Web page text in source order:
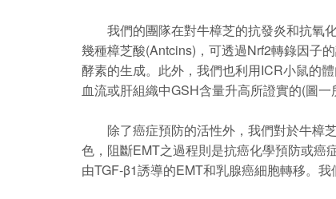
我們的團隊在對牛樟芝的抗發炎和抗氧化
幾種樟芝酸(Antcins)，可透過Nrf2轉錄因子
酵素的生成。此外，我們也利用ICR小鼠的
血流或肝組織中GSH含量升高所證實的(圖一
除了癌症預防的活性外，我們對於牛樟芝
色，阻斷EMT之過程則是抗癌化學預防或癌
由TGF-β1誘導的EMT和乳腺癌細胞轉移。